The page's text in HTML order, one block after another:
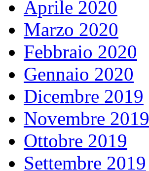
Aprile 2020
Marzo 2020
Febbraio 2020
Gennaio 2020
Dicembre 2019
Novembre 2019
Ottobre 2019
Settembre 2019